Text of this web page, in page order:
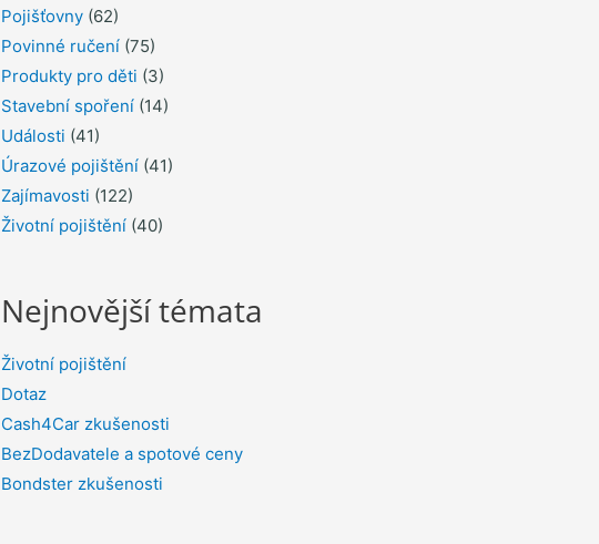
Pojišťovny(62)
Povinné ručení(75)
Produkty pro děti (3)
Stavební spoření(14)
Události (41)
Úrazové pojištění(41)
Zajímavosti (122)
Životní pojištění(40)
Nejnovější témata
Životní pojištění
Dotaz
Cash4Car zkušenosti
BezDodavatele a spotové ceny
Bondster zkušenosti